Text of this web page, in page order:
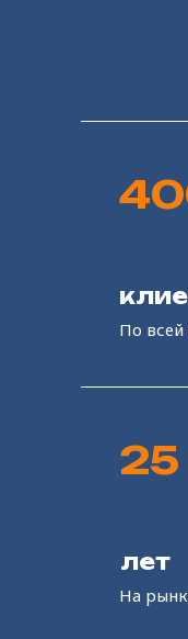
По всей
25
лет
На
Фталевый ангидрид